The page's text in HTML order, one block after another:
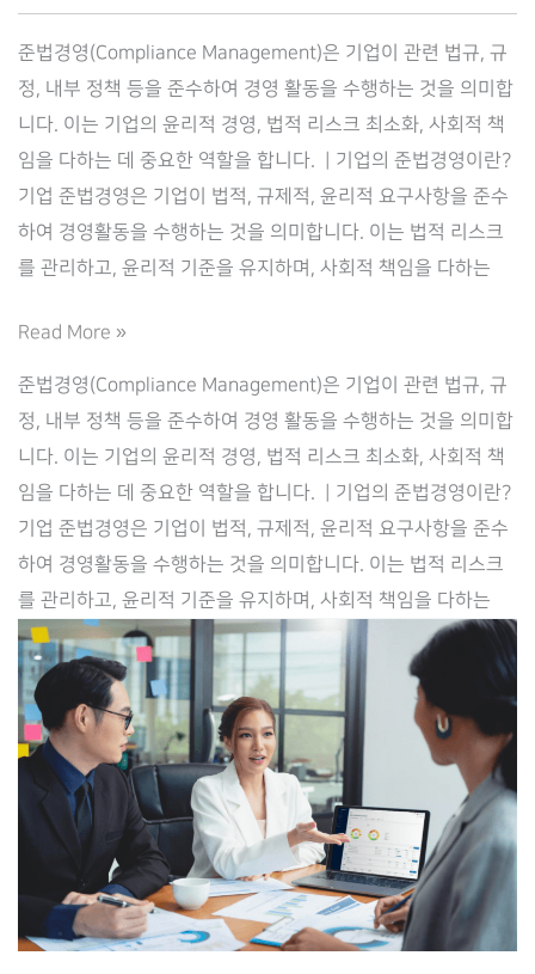
준법경영(Compliance Management)은 기업이 관련 법규, 규
정, 내부 정책 등을 준수하여 경영 활동을 수행하는 것을 의미합
니다. 이는 기업의 윤리적 경영, 법적 리스크 최소화, 사회적 책
임을 다하는 데 중요한 역할을 합니다. ​ | 기업의 준법경영이란?
기업 준법경영은 기업이 법적, 규제적, 윤리적 요구사항을 준수
하여 경영활동을 수행하는 것을 의미합니다. 이는 법적 리스크
를 관리하고, 윤리적 기준을 유지하며, 사회적 책임을 다하는
Complilaw(컴
경
영
시
스
템
Read More »
준법경영(Compliance Management)은 기업이 관련 법규, 규
정, 내부 정책 등을 준수하여 경영 활동을 수행하는 것을 의미합
니다. 이는 기업의 윤리적 경영, 법적 리스크 최소화, 사회적 책
임을 다하는 데 중요한 역할을 합니다. ​ | 기업의 준법경영이란?
기업 준법경영은 기업이 법적, 규제적, 윤리적 요구사항을 준수
하여 경영활동을 수행하는 것을 의미합니다. 이는 법적 리스크
를 관리하고, 윤리적 기준을 유지하며, 사회적 책임을 다하는